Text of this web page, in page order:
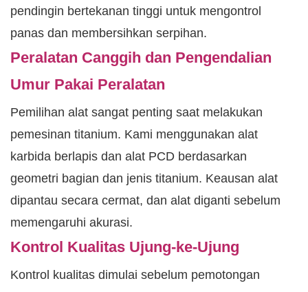
pendingin bertekanan tinggi untuk mengontrol
panas dan membersihkan serpihan.
Peralatan Canggih dan Pengendalian
Umur Pakai Peralatan
Pemilihan alat sangat penting saat melakukan
pemesinan titanium. Kami menggunakan alat
karbida berlapis dan alat PCD berdasarkan
geometri bagian dan jenis titanium. Keausan alat
dipantau secara cermat, dan alat diganti sebelum
memengaruhi akurasi.
Kontrol Kualitas Ujung-ke-Ujung
Kontrol kualitas dimulai sebelum pemotongan